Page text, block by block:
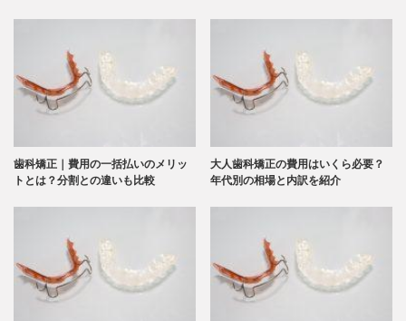
歯科矯正｜費用の一括払いのメリッ
トとは？分割との違いも比較
大人歯科矯正の費用はいくら必要？
年代別の相場と内訳を紹介